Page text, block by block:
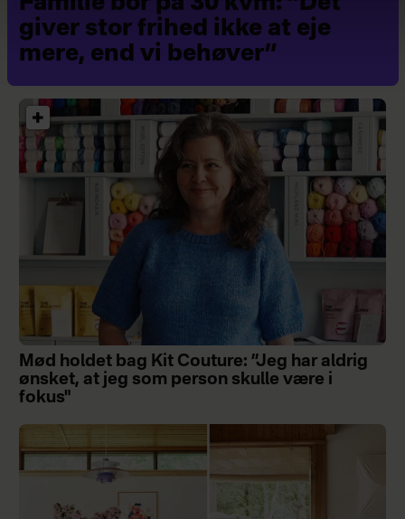
giver stor frihed ikke at eje
mere, end vi behøver”
Mød holdet bag Kit Couture: ”Jeg har aldrig
ønsket, at jeg som person skulle være i
fokus"